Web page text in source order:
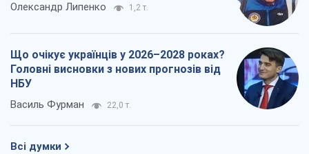
Олександр Липенко 1,2 т.
Що очікує українців у 2026–2028 роках?
Головні висновки з нових прогнозів від
НБУ
Василь Фурман 22,0 т.
Всі думки